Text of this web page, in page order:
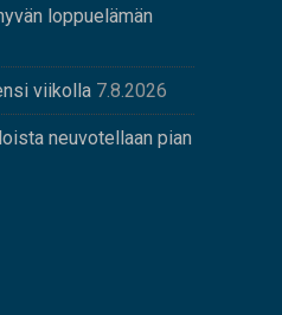
loppuelämän
viikolla 7.8.2026
neuvotellaan pian